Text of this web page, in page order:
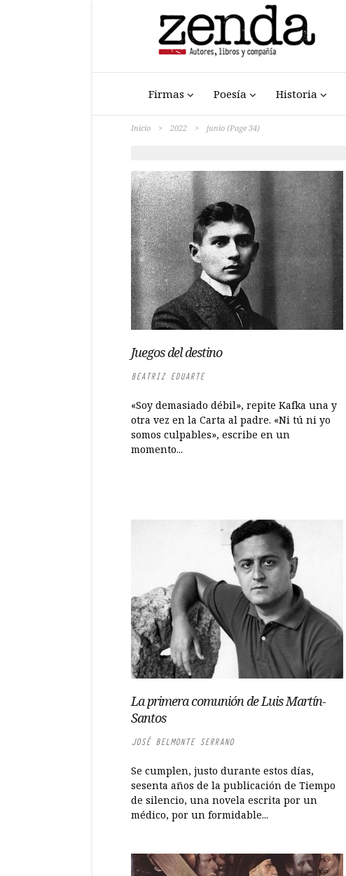
Firmas Poesía Historia
Inicio > 2022 > junio (Page 34)
Juegos del destino
BEATRIZ EDUARTE
«Soy demasiado débil», repite Kafka una y
otra vez en la Carta al padre. «Ni tú ni yo
somos culpables», escribe en un
momento...
La primera comunión de Luis Martín-
Santos
JOSÉ BELMONTE SERRANO
Se cumplen, justo durante estos días,
sesenta años de la publicación de Tiempo
de silencio, una novela escrita por un
médico, por un formidable...